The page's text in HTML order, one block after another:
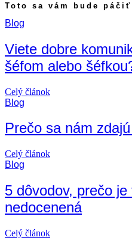
Toto sa vám bude páčiť
Blog
Viete dobre
šéfom alebo
Celý článok
Blog
Prečo sa nám
Celý článok
Blog
5 dôvodov, prečo
nedocenená
Celý článok